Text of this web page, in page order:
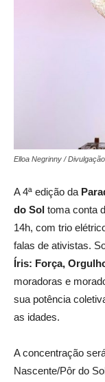
Elloa Negrinny / Divulgação
A 4ª edição da
do Sol toma conta
14h, com trio
falas de ativistas.
Íris: Força,
moradoras e
sua potência
as idades.
A concentração
Nascente/Pôr do